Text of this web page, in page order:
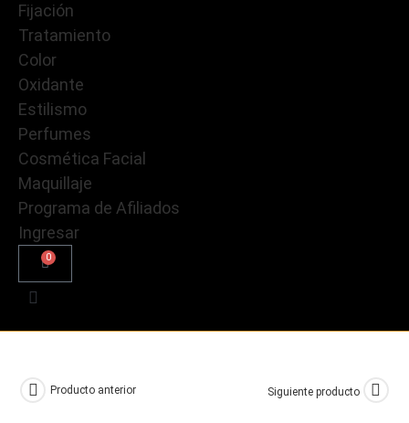
Fijación
Tratamiento
Color
Oxidante
Estilismo
Perfumes
Cosmética Facial
Maquillaje
Programa de Afiliados
Ingresar
0
Producto anterior Siguiente producto